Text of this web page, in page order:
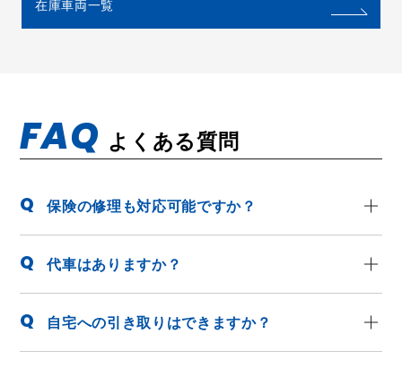
在庫車両一覧
FAQ よくある質問
保険の修理も対応可能ですか？
代車はありますか？
自宅への引き取りはできますか？